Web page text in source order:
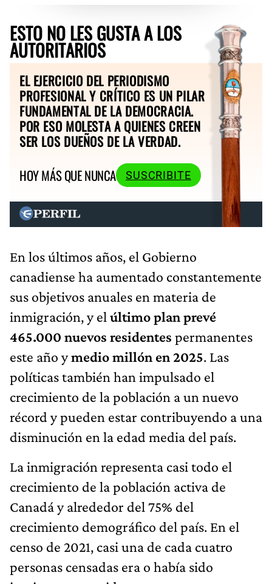
ESTO NO LES GUSTA A LOS
AUTORITARIOS
EL EJERCICIO DEL PERIODISMO
PROFESIONAL Y CRÍTICO ES UN PILAR
FUNDAMENTAL DE LA DEMOCRACIA.
POR ESO MOLESTA A QUIENES CREEN
SER LOS DUEÑOS DE LA VERDAD.
HOY MÁS QUE NUNCA
SUSCRIBITE
En los últimos años, el Gobierno
canadiense ha aumentado constantemente
sus objetivos anuales en materia de
inmigración, y el último plan prevé
465.000 nuevos residentes permanentes
este año ymedio millón en 2025. Las
políticas también han impulsado el
crecimiento de la población a un nuevo
récord y pueden estar contribuyendo a una
disminución en la edad media del país.
La inmigración representa casi todo el
crecimiento de la población activa de
Canadá y alrededor del 75% del
crecimiento demográfico del país. En el
censo de 2021, casi una de cada cuatro
personas censadas era o había sido